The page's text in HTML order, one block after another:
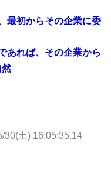
最初からその企業に委
あれば、その企業から
然
30(土) 16:05:35.14